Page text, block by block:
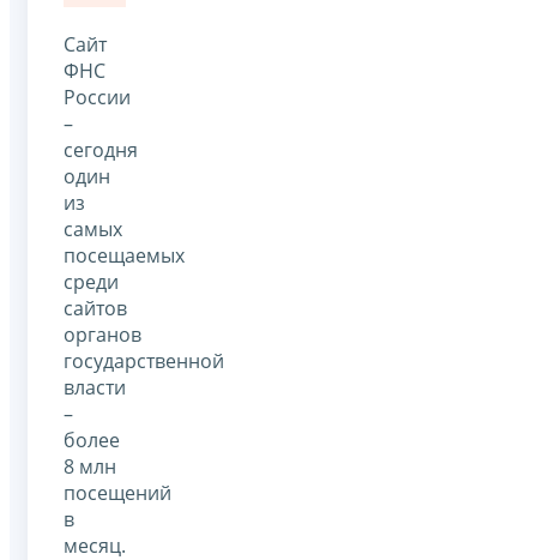
Сайт
ФНС
России
–
сегодня
один
из
самых
посещаемых
среди
сайтов
органов
государственной
власти
–
более
8 млн
посещений
в
месяц.